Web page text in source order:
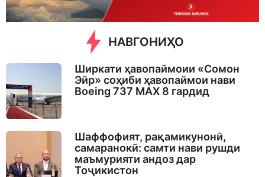
НАВГОНИҲО
Ширкати ҳавопаймоии «Сомон
Эйр» соҳиби ҳавопаймои нави
Boeing 737 MAX 8 гардид
Шаффофият, рақамикунонӣ,
самаранокӣ: самти нави рушди
маъмурияти андоз дар
Тоҷикистон